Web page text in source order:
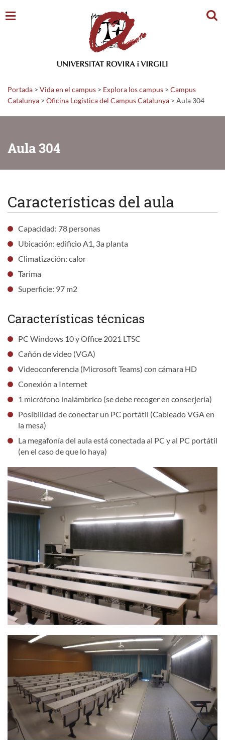
Portada > Vida en el campus > Explora los campus > Campus
Catalunya > Oficina Logística del Campus Catalunya > Aula 304
Aula 304
Características del aula
Capacidad: 78 personas
Ubicación: edificio A1, 3a planta
Climatización: calor
Tarima
Superficie: 97 m2
Características técnicas
PC Windows 10 y Office 2021 LTSC
Cañón de video (VGA)
Videoconferencia (Microsoft Teams) con cámara HD
Conexión a Internet
1 micrófono inalámbrico (se debe recoger en conserjería)
Posibilidad de conectar un PC portátil (Cableado VGA en
la mesa)
La megafonía del aula está conectada al PC y al PC portátil
(en el caso de que lo haya)